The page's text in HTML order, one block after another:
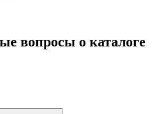
вопросы о каталоге